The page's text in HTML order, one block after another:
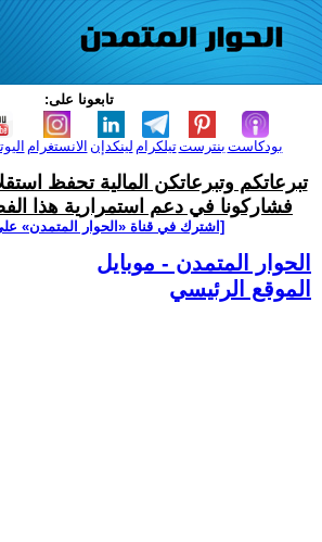
تابعونا على:
الانستغرام لينكدإن تيلكرامبنترست بودكاست
تبرعاتكم وتبرعاتكن المالية تحفظ
فشاركونا في دعم استمرارية هذا
[اشترك في قناة ‫«الحوار المتمدن»
الحوار المتمدن - موبايل
الموقع الرئيسي